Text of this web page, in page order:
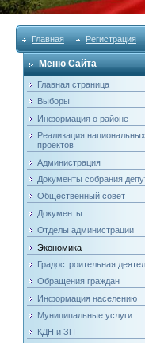
Главная Регистрация
Меню Сайта
Главная страница
Выборы
Информация о районе
Реализация национальных
проектов
Администрация
Документы собрания
Общественный совет
Документы
Отделы администрации
Экономика
Градостроительная
Обращения граждан
Информация населению
Муниципальные услуги
КДН и ЗП